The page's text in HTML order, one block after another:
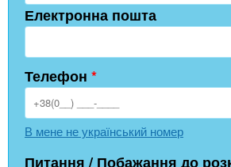
Електронна пошта
Телефон *
В мене не український номер
Питання / Побажання до